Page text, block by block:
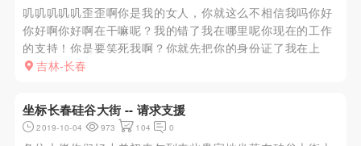
叽叽叽叽叽歪歪啊你是我的女人，你就这么不相信我吗你好
你好啊你好啊在干嘛呢？我的错了我在哪里呢你现在的工作
的支持！你是要笑死我啊？你就先把你的身份证了我在上
班？吉林-长春
坐标长春硅谷大街 -- 请求支援
2019-10-04 973 104 0